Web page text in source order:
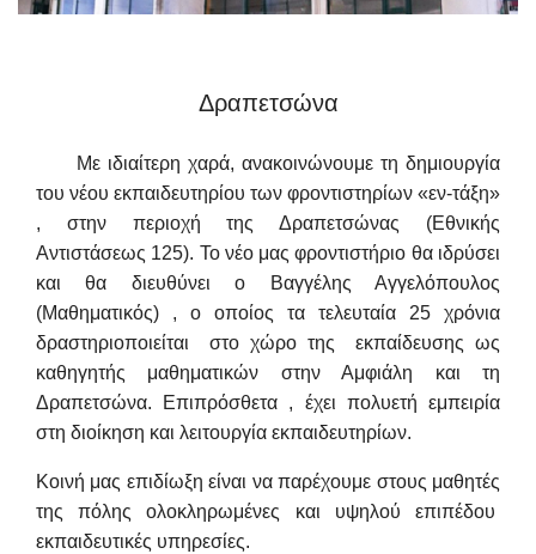
Δραπετσώνα
Με ιδιαίτερη χαρά, ανακοινώνουμε τη δημιουργία
του νέου εκπαιδευτηρίου των φροντιστηρίων «εν-τάξη»
, στην περιοχή της Δραπετσώνας (Εθνικής
Αντιστάσεως 125). Το νέο μας φροντιστήριο θα ιδρύσει
και θα διευθύνει ο Βαγγέλης Αγγελόπουλος
(Μαθηματικός) , ο οποίος τα τελευταία 25 χρόνια
δραστηριοποιείται στο χώρο της εκπαίδευσης ως
καθηγητής μαθηματικών στην Αμφιάλη και τη
Δραπετσώνα. Επιπρόσθετα , έχει πολυετή εμπειρία
στη διοίκηση και λειτουργία εκπαιδευτηρίων.
Κοινή μας επιδίωξη είναι να παρέχουμε στους μαθητές
της πόλης ολοκληρωμένες και υψηλού επιπέδου
εκπαιδευτικές υπηρεσίες.